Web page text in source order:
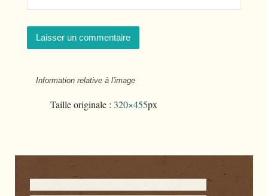
Information relative à l'image
Taille originale : 320×455px